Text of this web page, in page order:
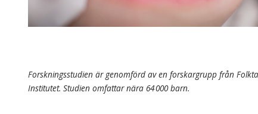
Forskningsstudien är genomförd av en forskargrupp från
Institutet. Studien omfattar nära 64 000 barn.